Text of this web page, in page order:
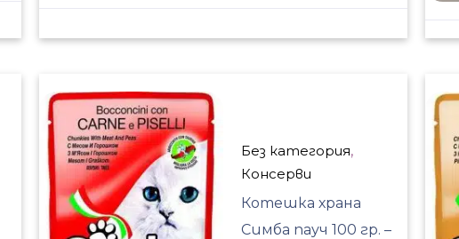
Без категория,
Консерви
Котешка храна
Симба пауч 100 гр. –